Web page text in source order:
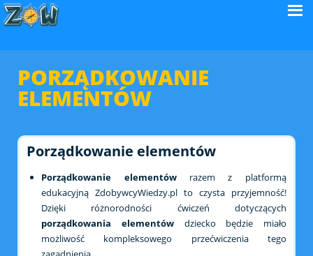
PORZĄDKOWANIE
ELEMENTÓW
Porządkowanie elementów
Porządkowanie elementówrazem z platformą
edukacyjną ZdobywcyWiedzy.pl to czysta przyjemność!
Dzięki różnorodności ćwiczeń dotyczących
porządkowania elementówdziecko będzie miało
możliwość kompleksowego przećwiczenia tego